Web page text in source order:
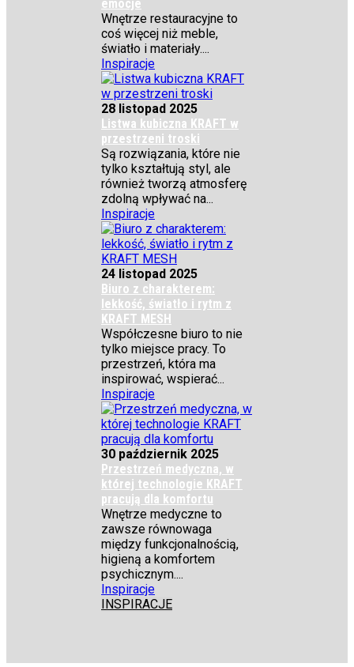
emocje
Wnętrze restauracyjne to
coś więcej niż meble,
światło i materiały....
Inspiracje
28 listopad 2025
Listwa kubiczna KRAFT w
przestrzeni troski
Są rozwiązania, które nie
tylko kształtują styl, ale
również tworzą atmosferę
zdolną wpływać na...
Inspiracje
24 listopad 2025
Biuro z charakterem:
lekkość, światło i rytm z
KRAFT MESH
Współczesne biuro to nie
tylko miejsce pracy. To
przestrzeń, która ma
inspirować, wspierać...
Inspiracje
30 październik 2025
Przestrzeń medyczna, w
której technologie KRAFT
pracują dla komfortu
Wnętrze medyczne to
zawsze równowaga
między funkcjonalnością,
higieną a komfortem
psychicznym....
Inspiracje
INSPIRACJE